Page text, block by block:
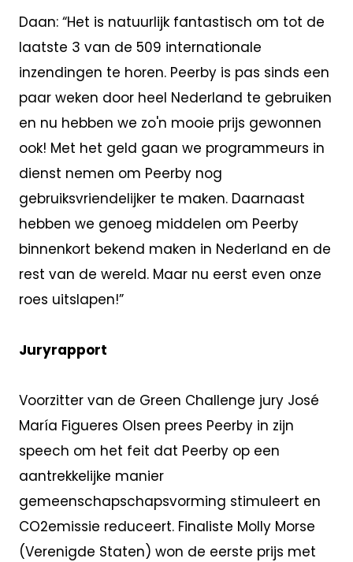
Daan: “Het is natuurlijk fantastisch om tot de
laatste 3 van de 509 internationale
inzendingen te horen. Peerby is pas sinds een
paar weken door heel Nederland te gebruiken
en nu hebben we zo'n mooie prijs gewonnen
ook! Met het geld gaan we programmeurs in
dienst nemen om Peerby nog
gebruiksvriendelijker te maken. Daarnaast
hebben we genoeg middelen om Peerby
binnenkort bekend maken in Nederland en de
rest van de wereld. Maar nu eerst even onze
roes uitslapen!”
Juryrapport
Voorzitter van de Green Challenge jury José
María Figueres Olsen prees Peerby in zijn
speech om het feit dat Peerby op een
aantrekkelijke manier
gemeenschapschapsvorming stimuleert en
CO2emissie reduceert. Finaliste Molly Morse
(Verenigde Staten) won de eerste prijs met